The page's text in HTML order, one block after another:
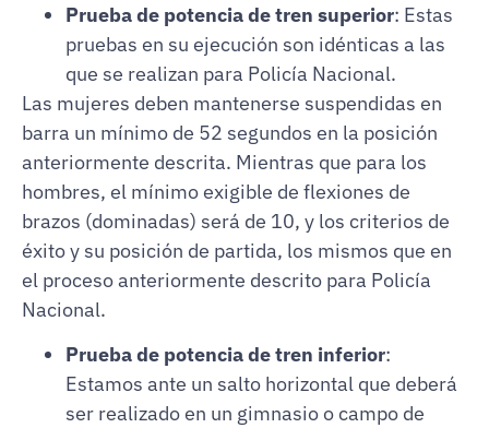
Prueba de potencia de tren superior: Estas
pruebas en su ejecución son idénticas a las
que se realizan para Policía Nacional.
Las mujeres deben mantenerse suspendidas en
barra un mínimo de 52 segundos en la posición
anteriormente descrita. Mientras que para los
hombres, el mínimo exigible de flexiones de
brazos (dominadas) será de 10, y los criterios de
éxito y su posición de partida, los mismos que en
el proceso anteriormente descrito para Policía
Nacional.
Prueba de potencia de tren inferior:
Estamos ante un salto horizontal que deberá
ser realizado en un gimnasio o campo de